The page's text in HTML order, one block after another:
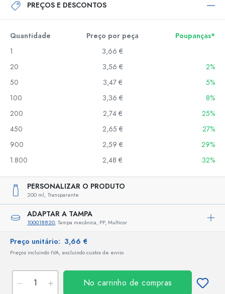
PREÇOS E DESCONTOS
Quantidade Preço por peça
Poupanças*
1
3,66 €
20
3,56 €
2%
50
3,47 €
5%
100
3,36 €
8%
200
2,74 €
25%
450
2,65 €
27%
900
2,59 €
29%
1.800
2,48 € 32%
PERSONALIZAR O PRODUTO
200 ml, Transparente
ADAPTAR A TAMPA
100018820, Tampa mecânica, PP, Multicor
Preço unitário: 3,66 €
Preços incluindo IVA, excluindo custos de envio
No carrinho de compras